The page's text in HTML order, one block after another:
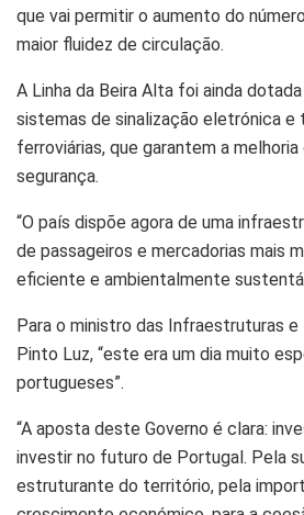
que vai permitir o aumento do
maior fluidez de circulação.
A Linha da Beira Alta foi ainda
sistemas de sinalização eletrónica e
ferroviárias, que garantem a
segurança.
“O país dispõe agora de uma
de passageiros e mercadorias mais
eficiente e ambientalmente
Para o ministro das Infraestruturas
Pinto Luz, “este era um dia muito
portugueses”.
“A aposta deste Governo é clara:
investir no futuro de Portugal. Pela
estruturante do território, pela